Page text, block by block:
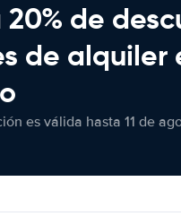
20% de
de alquiler
es válida hasta 11 de